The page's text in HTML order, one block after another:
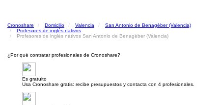
Cronoshare Domicilio Valencia
San Antonio de Benagéber (Valencia)
Profesores de inglés nativos
Profesores de inglés nativos San Antonio de Benagéber (Valencia)
¿Por qué contratar profesionales de Cronoshare?
Es gratuito
Usa Cronoshare gratis: recibe presupuestos y contacta con 4 profesionales.